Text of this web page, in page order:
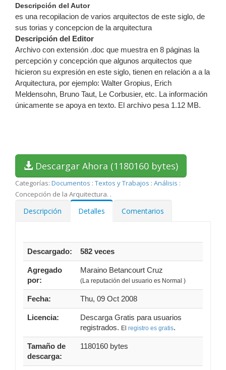
Descripción del Autor
es una recopilacion de varios arquitectos de este siglo, de
sus torias y concepcion de la arquitectura
Descripción del Editor
Archivo con extensión .doc que muestra en 8 páginas la
percepción y concepción que algunos arquitectos que
hicieron su expresión en este siglo, tienen en relación a a la
Arquitectura, por ejemplo: Walter Gropius, Erich
Meldensohn, Bruno Taut, Le Corbusier, etc. La información
únicamente se apoya en texto. El archivo pesa 1.12 MB.
Descargar Ahora (1180160 bytes)
Categorías: Documentos : Textos y Trabajos : Análisis :
Concepción de la Arquitectura. .
Descripción Detalles Comentarios
Descargado: 582 veces
Agregado
por:
Maraino Betancourt Cruz
(La reputación del usuario es Normal )
Fecha: Thu, 09 Oct 2008
Licencia:
Descarga Gratis para usuarios
registrados. El registro es gratis.
Tamaño de
descarga:
1180160 bytes